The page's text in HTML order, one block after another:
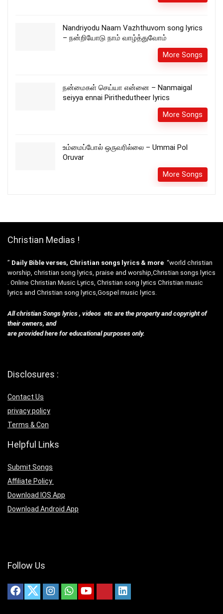
Nandriyodu Naam Vazhthuvom song lyrics
– நன்றியோடு நாம் வாழ்த்துவோம்
More Songs
நன்மைகள் செய்யா என்னை – Nanmaigal
seiyya ennai Pirithedutheer lyrics
More Songs
உம்மைப்போல் ஒருவரில்லை – Ummai Pol
Oruvar
More Songs
Christian Medias !
” Daily Bible verses, Christian songs lyrics & more “world christian
worship, christian song lyrics, praise and worship,Christian songs lyrics
. Online Christian Music Lyrics, Christian song lyrics Christian music
lyrics and Christian song lyrics,Gospel music lyrics.
All christian Songs lyrics , videos etc are the property and copyright of
their owners, and
are provided here for educational purposes only.
Disclosures :
Contact Us
privacy policy
Terms & Con
Helpful Links
Submit Songs
Affiliate Policy
Download IOS App
Download Android App
Follow Us